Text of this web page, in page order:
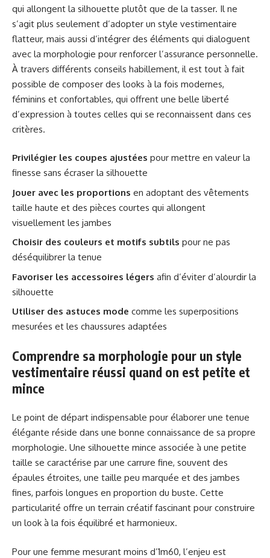
qui allongent la silhouette plutôt que de la tasser. Il ne
s’agit plus seulement d’adopter un style vestimentaire
flatteur, mais aussi d’intégrer des éléments qui dialoguent
avec la morphologie pour renforcer l’assurance personnelle.
À travers différents conseils habillement, il est tout à fait
possible de composer des looks à la fois modernes,
féminins et confortables, qui offrent une belle liberté
d’expression à toutes celles qui se reconnaissent dans ces
critères.
Privilégier les coupes ajustées pour mettre en valeur la
finesse sans écraser la silhouette
Jouer avec les proportions en adoptant des vêtements
taille haute et des pièces courtes qui allongent
visuellement les jambes
Choisir des couleurs et motifs subtils pour ne pas
déséquilibrer la tenue
Favoriser les accessoires légers afin d’éviter d’alourdir la
silhouette
Utiliser des astuces mode comme les superpositions
mesurées et les chaussures adaptées
Comprendre sa morphologie pour un style
vestimentaire réussi quand on est petite et
mince
Le point de départ indispensable pour élaborer une tenue
élégante réside dans une bonne connaissance de sa propre
morphologie. Une silhouette mince associée à une petite
taille se caractérise par une carrure fine, souvent des
épaules étroites, une taille peu marquée et des jambes
fines, parfois longues en proportion du buste. Cette
particularité offre un terrain créatif fascinant pour construire
un look à la fois équilibré et harmonieux.
Pour une femme mesurant moins d’1m60, l’enjeu est